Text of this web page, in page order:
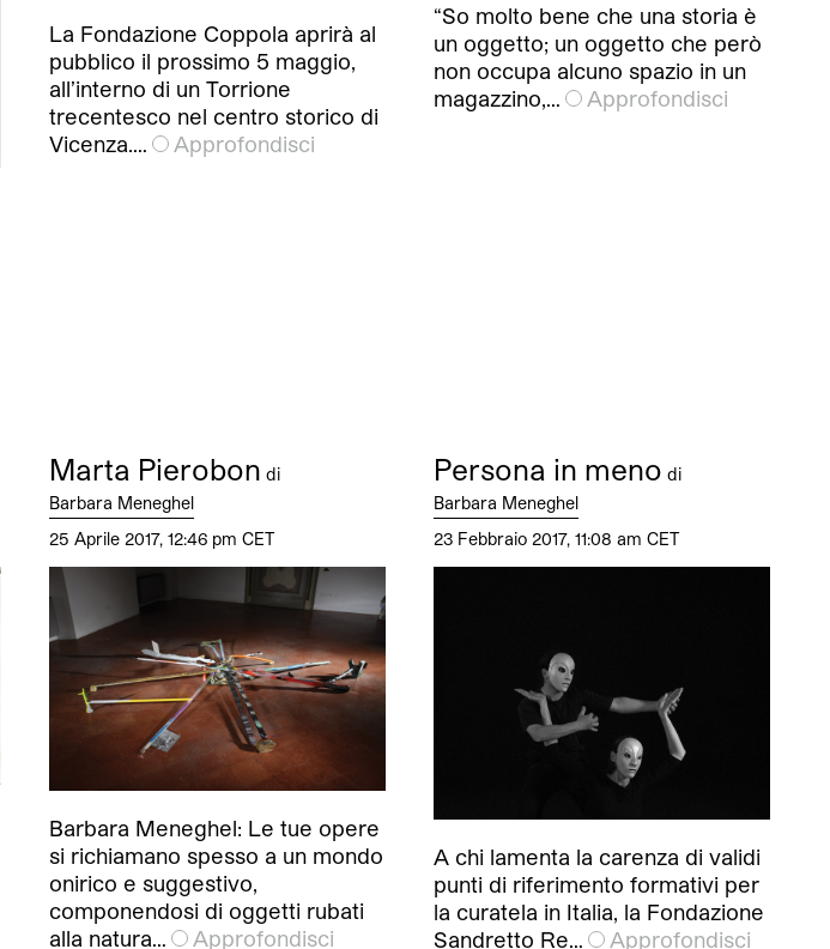
La Fondazione Coppola aprirà al
pubblico il prossimo 5 maggio,
all’interno di un Torrione
trecentesco nel centro storico di
Vicenza.…
Approfondisci
“So molto bene che una storia è
un oggetto; un oggetto che però
non occupa alcuno spazio in un
magazzino,…
Approfondisci
Marta Pierobon di
Barbara Meneghel
25 Aprile 2017, 12:46 pm CET
Barbara Meneghel: Le tue opere
si richiamano spesso a un mondo
onirico e suggestivo,
componendosi di oggetti rubati
alla natura…
Approfondisci
Persona in meno di
Barbara Meneghel
23 Febbraio 2017, 11:08 am CET
A chi lamenta la carenza di validi
punti di riferimento formativi per
la curatela in Italia, la Fondazione
Sandretto Re…
Approfondisci